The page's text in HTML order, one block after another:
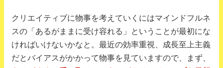
クリエイティブに物事を考えていくにはマインドフルネ
スの「あるがままに受け容れる」ということが最初にな
ければいけないかなと。最近の効率重視、成長至上主義
だとバイアスがかかって物事を見ていますので、まず、